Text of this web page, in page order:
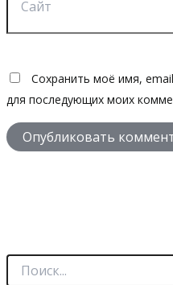
Сохранить моё имя,
для последующих моих
П